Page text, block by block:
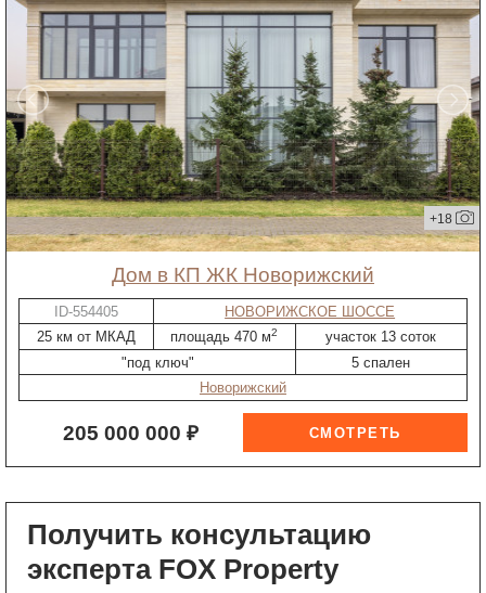
+18
дом в КП ЖК Новорижский
ID-554405
НОВОРИЖСКОЕ ШОССЕ
25 км от МКАД
площадь 470 м2
участок 13 соток
"под ключ"
5 спален
Новорижский
205 000 000 ₽
Получить консультацию
эксперта FOX Property